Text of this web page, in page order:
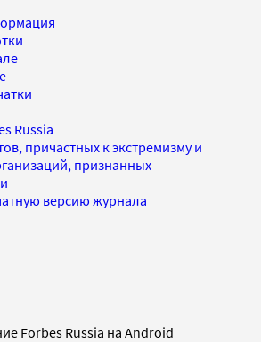
Russia
причастных к экстремизму и
признанных
версию журнала
Forbes Russia на Android